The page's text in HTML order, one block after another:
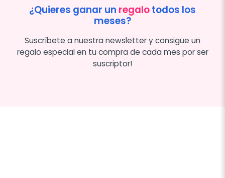
¿Quieres ganar un regalotodos los
meses?
Suscríbete a nuestra newsletter y consigue un
regalo especial en tu compra de cada mes por ser
suscriptor!